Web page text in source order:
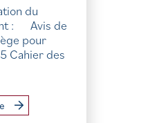
du
: Avis de
pour
Cahier des